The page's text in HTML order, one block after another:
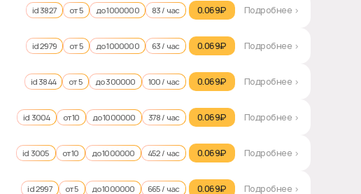
id 3827 от 5 до 1000000 83 / час 0.069₽‎ Подробнее >
id 2979 от 5 до 1000000 63 / час 0.069₽‎ Подробнее >
id 3844 от 5 до 300000 100 / час 0.069₽‎ Подробнее >
id 3004 от 10 до 1000000 378 / час 0.069₽‎ Подробнее >
id 3005 от 10 до 1000000 452 / час 0.069₽‎ Подробнее >
id 2997 от 5 до 1000000 665 / час 0.069₽‎ Подробнее >